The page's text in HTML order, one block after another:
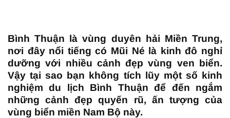
Bình Thuận là vùng duyên hải Miền Trung,
nơi đây nổi tiếng có Mũi Né là kinh đô nghỉ
dưỡng với nhiều cảnh đẹp vùng ven biển.
Vậy tại sao bạn không tích lũy một số kinh
nghiệm du lịch Bình Thuận để đến ngắm
những cảnh đẹp quyến rũ, ấn tượng của
vùng biển miền Nam Bộ này.